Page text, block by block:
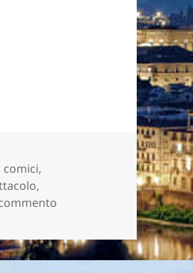
comici,
,
su Tante belle novità si